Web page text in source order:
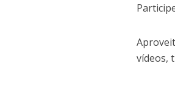
vídeos,